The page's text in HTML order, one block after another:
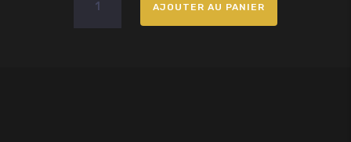
T-
AJOUTER AU PANIER